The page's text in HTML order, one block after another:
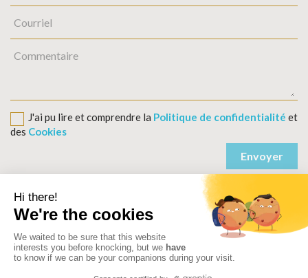
J'ai pu lire et comprendre la Politique de confidentialité et
des Cookies
Politique de confidentialité
Condition générales des ventes
Mentions légales
Politique de cookies